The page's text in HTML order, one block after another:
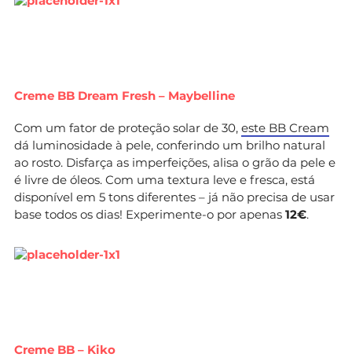
Creme BB Dream Fresh – Maybelline
Com um fator de proteção solar de 30, este BB Cream
dá luminosidade à pele, conferindo um brilho natural
ao rosto. Disfarça as imperfeições, alisa o grão da pele e
é livre de óleos. Com uma textura leve e fresca, está
disponível em 5 tons diferentes – já não precisa de usar
base todos os dias! Experimente-o por apenas 12€.
Creme BB – Kiko